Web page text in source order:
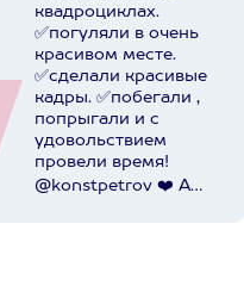
квадроциклах.
✅погуляли в очень
красивом месте.
✅сделали красивые
кадры. ✅побегали ,
попрыгали и с
удовольствием
провели время!
@konstpetrov ❤️ А